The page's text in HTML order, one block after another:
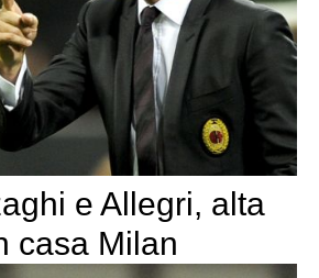
e Allegri, alta
casa Milan